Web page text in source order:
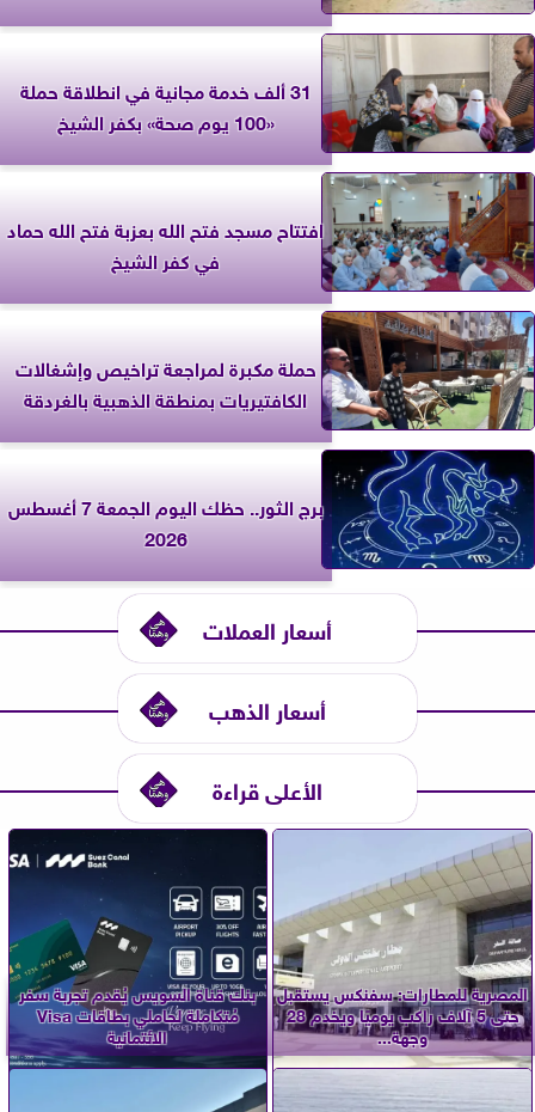
31 ألف خدمة مجانية في انطلاقة حملة
«100 يوم صحة» بكفر الشيخ
افتتاح مسجد فتح الله بعزبة فتح الله حماد
في كفر الشيخ
حملة مكبرة لمراجعة تراخيص وإشغالات
الكافتيريات بمنطقة الذهبية بالغردقة
برج الثور.. حظك اليوم الجمعة 7 أغسطس
2026
أسعار العملات
أسعار الذهب
الأعلى قراءة
المصرية للمطارات: سفنكس يستقبل
حتى 5 آلاف راكب يوميًا ويخدم 28
وجهة...
بنك قناة السويس يُقدم تجربة سفر
مُتكاملة لحاملي بطاقات Visa
الائتمانية